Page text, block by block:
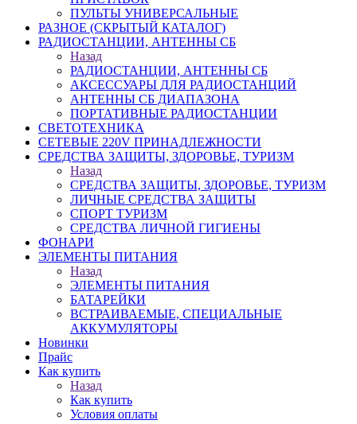
ПУЛЬТЫ УНИВЕРСАЛЬНЫЕ
РАЗНОЕ (СКРЫТЫЙ КАТАЛОГ)
РАДИОСТАНЦИИ, АНТЕННЫ CБ
Назад
РАДИОСТАНЦИИ, АНТЕННЫ CБ
АКСЕССУАРЫ ДЛЯ РАДИОСТАНЦИЙ
АНТЕННЫ CБ ДИАПАЗОНА
ПОРТАТИВНЫЕ РАДИОСТАНЦИИ
СВЕТОТЕХНИКА
СЕТЕВЫЕ 220V ПРИНАДЛЕЖНОСТИ
СРЕДСТВА ЗАЩИТЫ, ЗДОРОВЬЕ, ТУРИЗМ
Назад
СРЕДСТВА ЗАЩИТЫ, ЗДОРОВЬЕ, ТУРИЗМ
ЛИЧНЫЕ СРЕДСТВА ЗАЩИТЫ
СПОРТ ТУРИЗМ
СРЕДСТВА ЛИЧНОЙ ГИГИЕНЫ
ФОНАРИ
ЭЛЕМЕНТЫ ПИТАНИЯ
Назад
ЭЛЕМЕНТЫ ПИТАНИЯ
БАТАРЕЙКИ
ВСТРАИВАЕМЫЕ, СПЕЦИАЛЬНЫЕ
АККУМУЛЯТОРЫ
Новинки
Прайс
Как купить
Назад
Как купить
Условия оплаты